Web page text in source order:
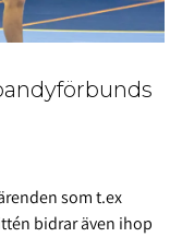
som t.ex
bidrar även ihop